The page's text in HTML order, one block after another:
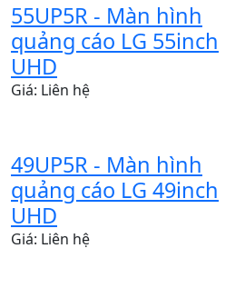
55UP5R - Màn hình
quảng cáo LG 55inch
UHD
Giá: Liên hệ
49UP5R - Màn hình
quảng cáo LG 49inch
UHD
Giá: Liên hệ